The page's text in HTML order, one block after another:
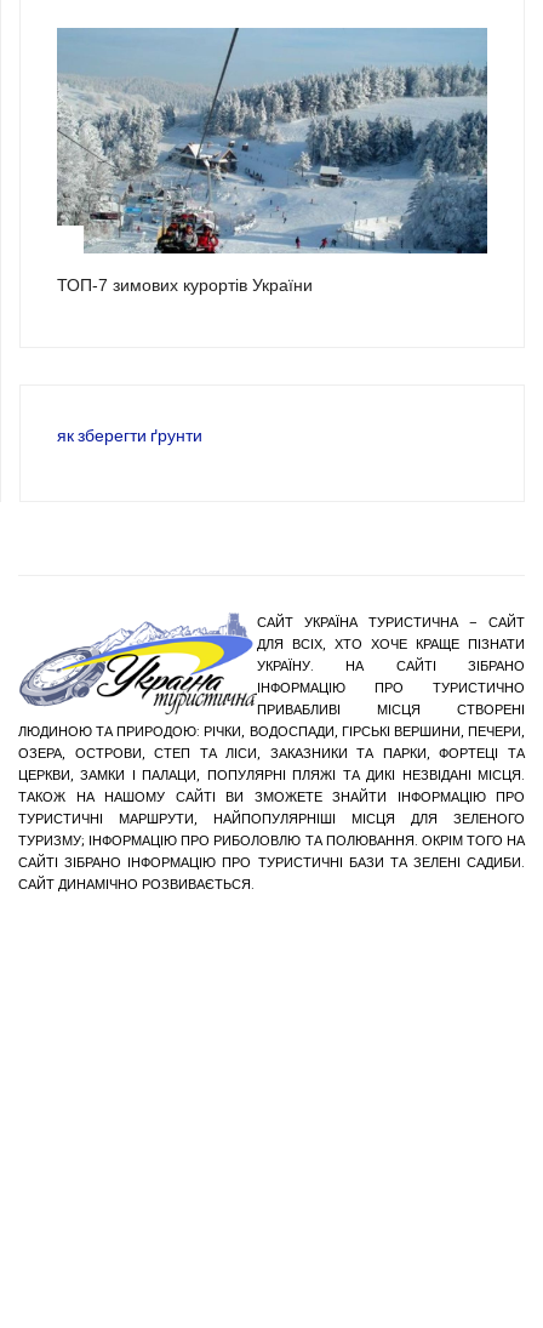
ТОП-7 зимових курортів України
як зберегти ґрунти
САЙТ УКРАЇНА ТУРИСТИЧНА – САЙТ
ДЛЯ ВСІХ, ХТО ХОЧЕ КРАЩЕ ПІЗНАТИ
УКРАЇНУ. НА САЙТІ ЗІБРАНО
ІНФОРМАЦІЮ ПРО ТУРИСТИЧНО
ПРИВАБЛИВІ МІСЦЯ СТВОРЕНІ
ЛЮДИНОЮ ТА ПРИРОДОЮ: РІЧКИ, ВОДОСПАДИ, ГІРСЬКІ ВЕРШИНИ, ПЕЧЕРИ,
ОЗЕРА, ОСТРОВИ, СТЕП ТА ЛІСИ, ЗАКАЗНИКИ ТА ПАРКИ, ФОРТЕЦІ ТА
ЦЕРКВИ, ЗАМКИ І ПАЛАЦИ, ПОПУЛЯРНІ ПЛЯЖІ ТА ДИКІ НЕЗВІДАНІ МІСЦЯ.
ТАКОЖ НА НАШОМУ САЙТІ ВИ ЗМОЖЕТЕ ЗНАЙТИ ІНФОРМАЦІЮ ПРО
ТУРИСТИЧНІ МАРШРУТИ, НАЙПОПУЛЯРНІШІ МІСЦЯ ДЛЯ ЗЕЛЕНОГО
ТУРИЗМУ; ІНФОРМАЦІЮ ПРО РИБОЛОВЛЮ ТА ПОЛЮВАННЯ. ОКРІМ ТОГО НА
САЙТІ ЗІБРАНО ІНФОРМАЦІЮ ПРО ТУРИСТИЧНІ БАЗИ ТА ЗЕЛЕНІ САДИБИ.
САЙТ ДИНАМІЧНО РОЗВИВАЄТЬСЯ.